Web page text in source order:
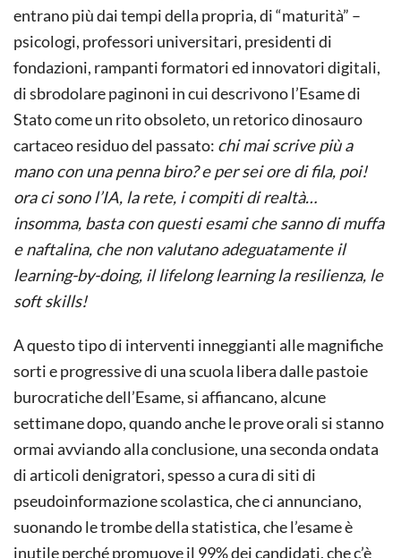
entrano più dai tempi della propria, di “maturità” –
psicologi, professori universitari, presidenti di
fondazioni, rampanti formatori ed innovatori digitali,
di sbrodolare paginoni in cui descrivono l’Esame di
Stato come un rito obsoleto, un retorico dinosauro
cartaceo residuo del passato: chi mai scrive più a
mano con una penna biro? e per sei ore di fila, poi!
ora ci sono l’IA, la rete, i compiti di realtà…
insomma, basta con questi esami che sanno di muffa
e naftalina, che non valutano adeguatamente il
learning-by-doing, il lifelong learning la resilienza, le
soft skills!
A questo tipo di interventi inneggianti alle magnifiche
sorti e progressive di una scuola libera dalle pastoie
burocratiche dell’Esame, si affiancano, alcune
settimane dopo, quando anche le prove orali si stanno
ormai avviando alla conclusione, una seconda ondata
di articoli denigratori, spesso a cura di siti di
pseudoinformazione scolastica, che ci annunciano,
suonando le trombe della statistica, che l’esame è
inutile perché promuove il 99% dei candidati, che c’è